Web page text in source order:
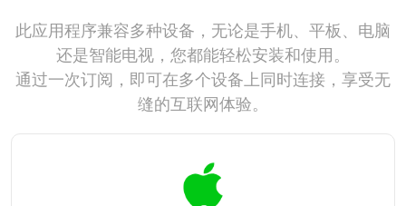
此应用程序兼容多种设备，无论是手机、平板、电脑
还是智能电视，您都能轻松安装和使用。
通过一次订阅，即可在多个设备上同时连接，享受无
缝的互联网体验。